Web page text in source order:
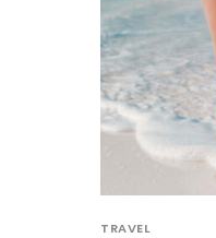
TRAVEL